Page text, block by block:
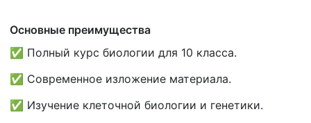
Основные преимущества
✅ Полный курс биологии для 10 класса.
✅ Современное изложение материала.
✅ Изучение клеточной биологии и генетики.